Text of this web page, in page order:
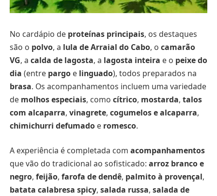
No cardápio de proteínas principais, os destaques
são o polvo, a lula de Arraial do Cabo, o camarão
VG, a calda de lagosta, a lagosta inteira e o peixe do
dia (entre pargo e linguado), todos preparados na
brasa. Os acompanhamentos incluem uma variedade
de molhos especiais, como cítrico, mostarda, talos
com alcaparra, vinagrete, cogumelos e alcaparra,
chimichurri defumado e romesco.
A experiência é completada com acompanhamentos
que vão do tradicional ao sofisticado: arroz branco e
negro, feijão, farofa de dendê, palmito à provençal,
batata calabresa spicy, salada russa, salada de